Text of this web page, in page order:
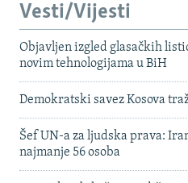
Vesti/Vijesti
Objavljen izgled glasačkih
novim tehnologijama u BiH
Demokratski savez Kosova
Šef UN-a za ljudska prava:
najmanje 56 osoba